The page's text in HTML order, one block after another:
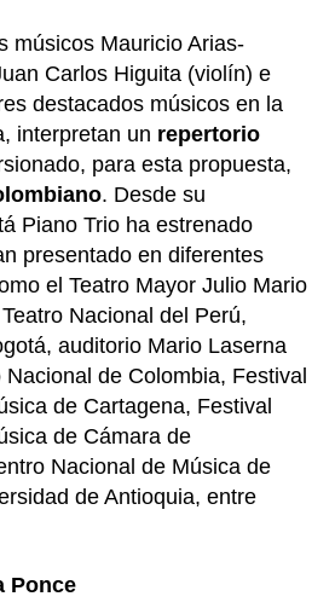
músicos Mauricio Arias-
Carlos Higuita (violín) e
destacados músicos en la
interpretan un repertorio
para esta propuesta,
. Desde su
Piano Trio ha estrenado
presentado en diferentes
el Teatro Mayor Julio Mario
Nacional del Perú,
auditorio Mario Laserna
de Colombia, Festival
de Cartagena, Festival
de Cámara de
Nacional de Música de
de Antioquia, entre
Ponce